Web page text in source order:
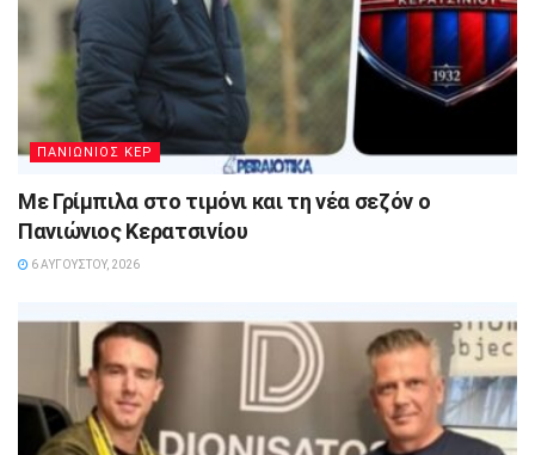
ΠΑΝΙΩΝΙΟΣ ΚΕΡ
Με Γρίμπιλα στο τιμόνι και τη νέα σεζόν ο
Πανιώνιος Κερατσινίου
6 ΑΥΓΟΎΣΤΟΥ, 2026